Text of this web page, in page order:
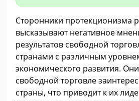
Сторонники протекционизма
высказывают негативное
результатов свободной
странами с различным
экономического развития.
свободной торговле
страны, что приводит к их